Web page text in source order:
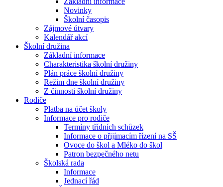
Novinky
Školní časopis
Zájmové útvary
Kalendář akcí
Školní družina
Základní informace
Charakteristika školní družiny
Plán práce školní družiny
Režim dne školní družiny
Z činnosti školní družiny
Rodiče
Platba na účet školy
Informace pro rodiče
Termíny třídních schůzek
Informace o přijímacím řízení na SŠ
Ovoce do škol a Mléko do škol
Patron bezpečného netu
Školská rada
Informace
Jednací řád